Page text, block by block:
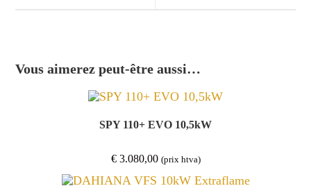
Vous aimerez peut-être aussi…
SPY 110+ EVO 10,5kW
€3.080,00 (prix htva)